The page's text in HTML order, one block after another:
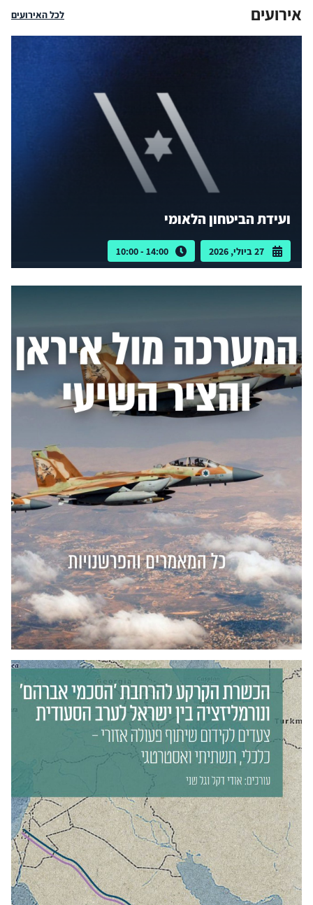
אירועים לכל האירועים
ועידת הביטחון הלאומי
27 ביולי, 2026 14:00 - 10:00